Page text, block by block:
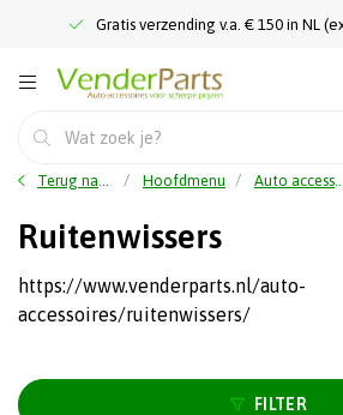
Gratis verzending v.a. € 150 in NL
Terug naar home Hoofdmenu Auto accessoires
Ruitenwissers
https://www.venderparts.nl/auto-
accessoires/ruitenwissers/
FILTER